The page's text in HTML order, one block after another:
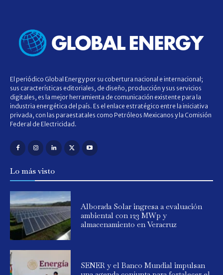
El periódico Global Energy por su cobertura nacional e internacional;
sus características editoriales, de diseño, producción y sus servicios
digitales, es la mejor herramienta de comunicación existente para la
industria energética del país. Es el enlace estratégico entre la iniciativa
privada, con las paraestatales como Petróleos Mexicanos y la Comisión
Federal de Electricidad.
Lo más visto
Alborada Solar ingresa a evaluación
ambiental con 123 MWp y
almacenamiento en Veracruz
SENER y el Banco Mundial impulsan